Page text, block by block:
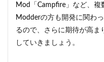
Mod「Campfire」など、
Modderの方も開発に関わ
るので、さらに期待が高ま
していきましょう。